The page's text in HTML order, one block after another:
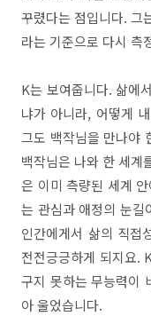
꾸렸다는 점입니다. 그
라는 기준으로 다시 측
K는 보여줍니다. 삶에
냐가 아니라, 어떻게
그도 백작님을 만나야
백작님은 나와 한 세계
은 이미 측량된 세계
는 관심과 애정의 눈길
인간에게서 삶의 직접
전전긍긍하게 되지요.
구지 못하는 무능력이
아 울었습니다.